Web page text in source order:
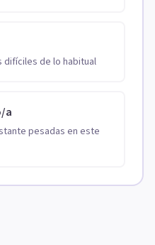
difíciles de lo habitual
a
pesadas en este